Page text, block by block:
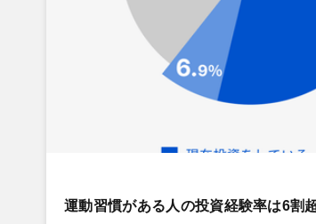
運動習慣がある人の投資経験率は6